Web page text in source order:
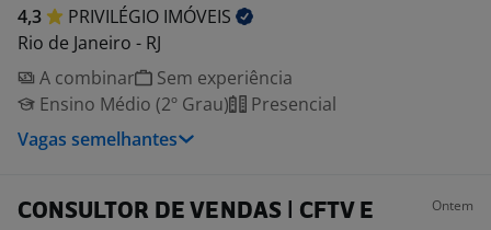
4,3 PRIVILÉGIO IMÓVEIS
Rio de Janeiro - RJ
A combinar
Sem experiência
Ensino Médio (2º Grau)
Presencial
Vagas semelhantes
CONSULTOR DE VENDAS | CFTV E
Ontem